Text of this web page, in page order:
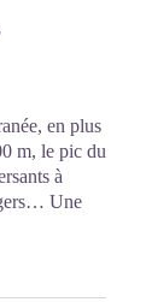
en plus
m, le pic du
à
Une